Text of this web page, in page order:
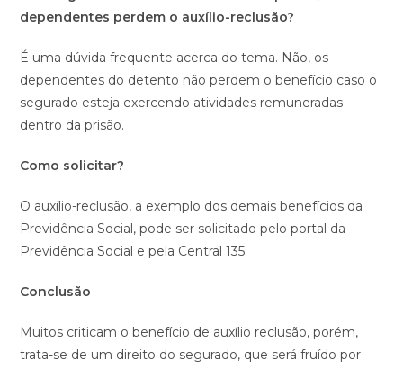
dependentes perdem o auxílio-reclusão?
É uma dúvida frequente acerca do tema. Não, os
dependentes do detento não perdem o benefício caso o
segurado esteja exercendo atividades remuneradas
dentro da prisão.
Como solicitar?
O auxílio-reclusão, a exemplo dos demais benefícios da
Previdência Social, pode ser solicitado pelo portal da
Previdência Social e pela Central 135.
Conclusão
Muitos criticam o benefício de auxílio reclusão, porém,
trata-se de um direito do segurado, que será fruído por